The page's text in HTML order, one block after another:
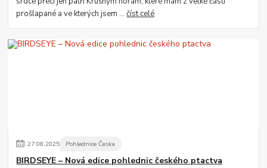
prošlapané a ve kterých jsem ...číst celé
27.08.2025 Pohlednice Česka
BIRDSEYE – Nová edice pohlednic českého ptactva